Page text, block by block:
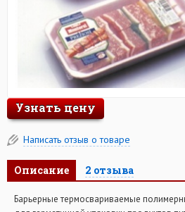
Узнать цену
Написать отзыв о товаре
Описание 2 отзыва
Барьерные термосвариваемые